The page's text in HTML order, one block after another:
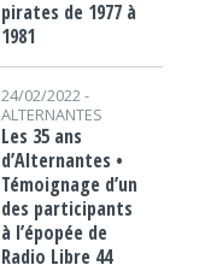
pirates de 1977 à
1981
24/02/2022 -
ALTERNANTES
Les 35 ans
d’Alternantes •
Témoignage d’un
des participants
à l’épopée de
Radio Libre 44